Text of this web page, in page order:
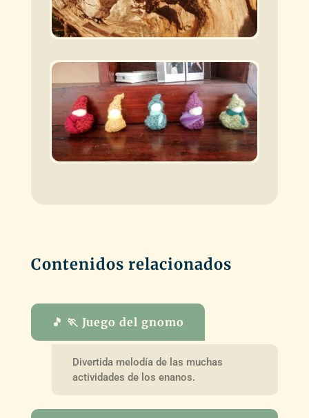
Contenidos relacionados
🎵 🏃 Juego del gnomo
Divertida melodía de las muchas
actividades de los enanos.